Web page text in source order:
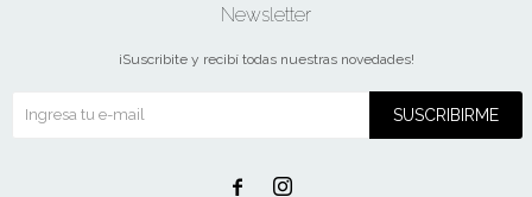
Newsletter
¡Suscribite y recibí todas nuestras novedades!
SUSCRIBIRME
 